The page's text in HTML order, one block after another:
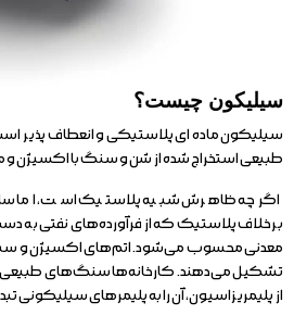
سیلیکون چیست؟
سیلیکون ماده ای پلاستیکی و انعطاف پذیر
طبیعی استخراج شده از شن و سنگ با اکسیژن و
اگرچه ظاهرش شبیه پلاستیک است، اما
برخلاف پلاستیک که از فرآورده‌های نفتی به
معدنی محسوب می‌شود. اتم‌های اکسیژن و
تشکیل می‌دهند. کارخانه‌ها سنگ‌های طبیعی
از پلیمریزاسیون، آن را به پلیمرهای سیلیکونی